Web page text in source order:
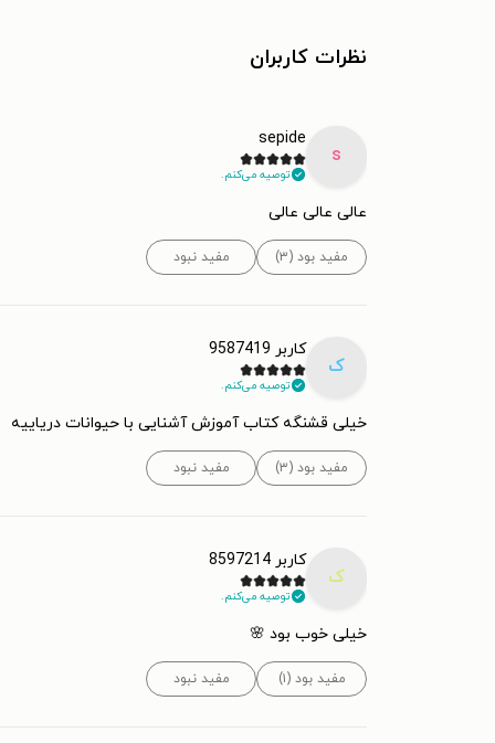
نظرات کاربران
s
sepide
توصیه می‌کنم.
عالی عالی عالی
مفید بود (۳) مفید نبود
ک
کاربر 9587419
توصیه می‌کنم.
خیلی قشنگه کتاب آموزش آشنایی با حیوانات دریاییه
مفید بود (۳) مفید نبود
ک
کاربر 8597214
توصیه می‌کنم.
خیلی خوب بود 🌸
مفید بود (۱) مفید نبود